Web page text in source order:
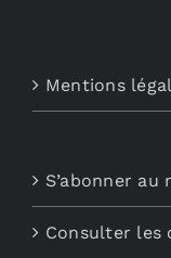
Mentions
S’abonner au
Consulter les